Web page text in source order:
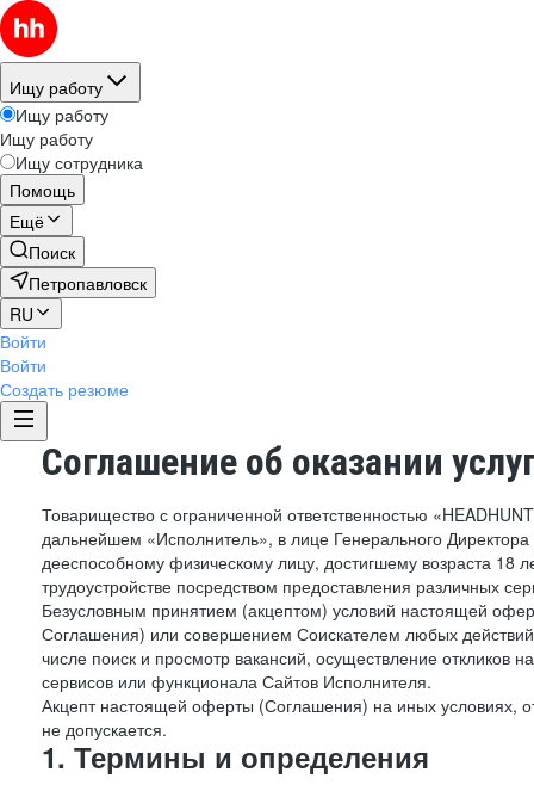
Ищу работу
Ищу работу
Ищу работу
Ищу сотрудника
Помощь
Ещё
Поиск
Петропавловск
RU
Войти
Войти
Создать резюме
Соглашение об оказании
Товарищество с ограниченной ответственностью
дальнейшем «Исполнитель», в лице Генерального
дееспособному физическому лицу, достигшему возраста 18
трудоустройстве посредством предоставления различных
Безусловным принятием (акцептом) условий настоящей
Соглашения) или совершением Соискателем любых
числе поиск и просмотр вакансий, осуществление откликов
сервисов или функционала Сайтов Исполнителя.
Акцепт настоящей оферты (Соглашения) на иных условиях,
не допускается.
1. Термины и определения